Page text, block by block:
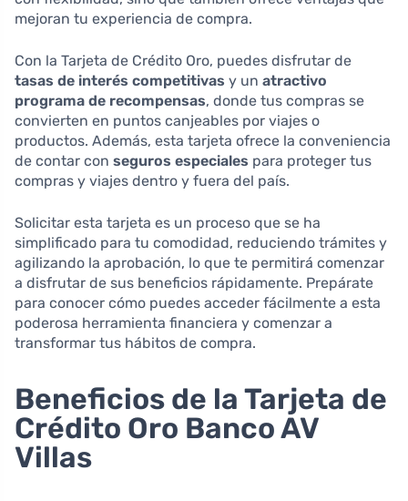
mejoran tu experiencia de compra.
Con la Tarjeta de Crédito Oro, puedes disfrutar de
tasas de interés competitivas y un atractivo
programa de recompensas, donde tus compras se
convierten en puntos canjeables por viajes o
productos. Además, esta tarjeta ofrece la conveniencia
de contar con seguros especiales para proteger tus
compras y viajes dentro y fuera del país.
Solicitar esta tarjeta es un proceso que se ha
simplificado para tu comodidad, reduciendo trámites y
agilizando la aprobación, lo que te permitirá comenzar
a disfrutar de sus beneficios rápidamente. Prepárate
para conocer cómo puedes acceder fácilmente a esta
poderosa herramienta financiera y comenzar a
transformar tus hábitos de compra.
Beneficios de la Tarjeta de
Crédito Oro Banco AV
Villas